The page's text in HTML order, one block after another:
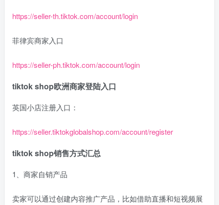
https://seller-th.tiktok.com/account/login
菲律宾商家入口
https://seller-ph.tiktok.com/account/login
tiktok shop欧洲商家登陆入口
英国小店注册入口：
https://seller.tiktokglobalshop.com/account/register
tiktok shop销售方式汇总
1、商家自销产品
卖家可以通过创建内容推广产品，比如借助直播和短视频展